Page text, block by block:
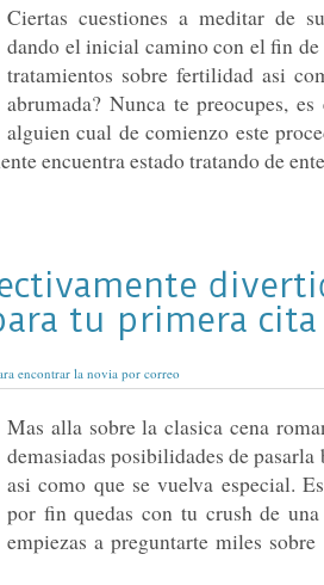
Ciertas cuestiones a meditar de
dando el inicial camino con el fin de
tratamientos sobre fertilidad asi­
abrumada? Nunca te preocupes,
alguien cual de comienzo este
encuentra estado tratando de
tu primera cita
encontrar la novia por correo
Mas alla sobre la clasica cena
demasiadas posibilidades de
asi como que se vuelva especial.
por fin quedas con tu crush de
empiezas a preguntarte miles